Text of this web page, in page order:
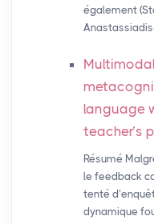
également
language
teacher’s
Résumé
le feedback
tenté
dynamique